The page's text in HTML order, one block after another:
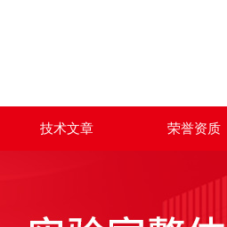
技术文章 荣誉资质